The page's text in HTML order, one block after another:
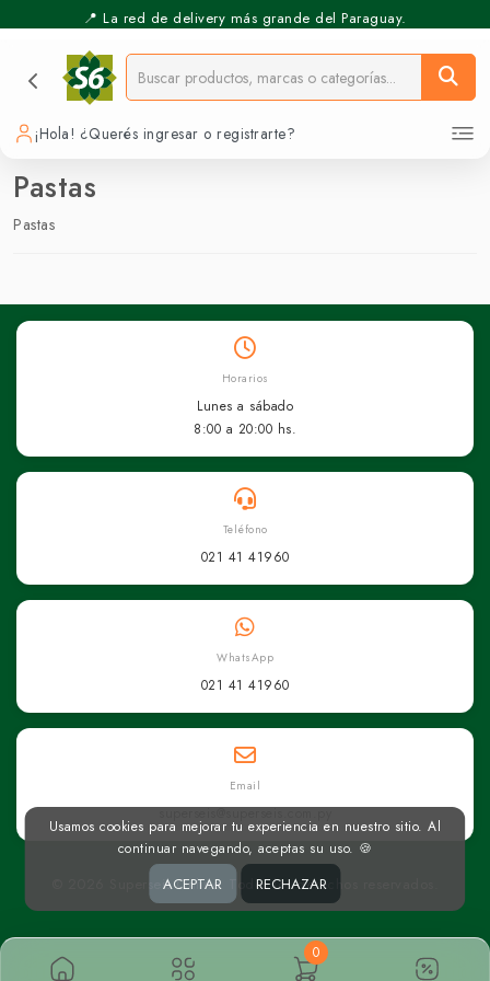
📍 La red de delivery más grande del Paraguay.
¡Hola! ¿Querés ingresar o registrarte?
Pastas
Pastas
0
Horarios
Lunes a sábado
8:00 a 20:00 hs.
Teléfono
021 41 41960
WhatsApp
021 41 41960
Email
superseis@superseis.com.py
© 2026 Superseis Online. Todos los derechos reservados.
Usamos cookies para mejorar tu experiencia en nuestro sitio. Al
continuar navegando, aceptas su uso. 🍪
ACEPTAR RECHAZAR